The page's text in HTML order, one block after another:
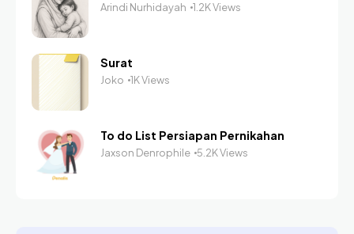
Arindi Nurhidayah 1.2K Views
Surat
Joko 1K Views
To do List Persiapan Pernikahan
Jaxson Denrophile 5.2K Views